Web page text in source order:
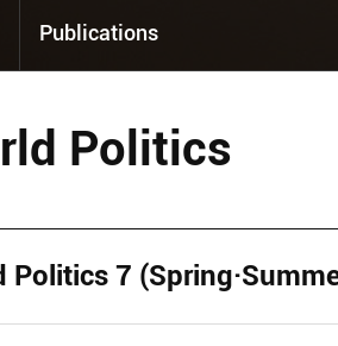
Publications
Politics
Politics 7